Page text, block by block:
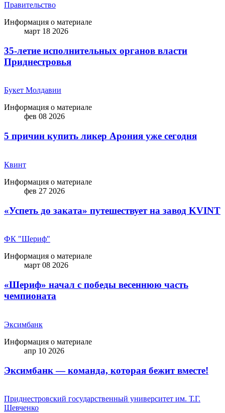
Правительство
Информация о материале
март 18 2026
35-летие исполнительных органов власти
Приднестровья
Букет Молдавии
Информация о материале
фев 08 2026
5 причин купить ликep Арония уже сегодня
Квинт
Информация о материале
фев 27 2026
«Успеть до заката» путешествует на завод KVINT
ФК "Шериф"
Информация о материале
март 08 2026
«Шериф» начал с победы весеннюю часть
чемпионата
Эксимбанк
Информация о материале
апр 10 2026
Эксимбанк — команда, которая бежит вместе!
Приднестровский государственный университет им. Т.Г.
Шевченко